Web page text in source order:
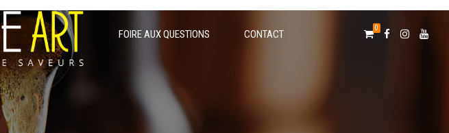
0
FOIRE AUX QUESTIONS CONTACT